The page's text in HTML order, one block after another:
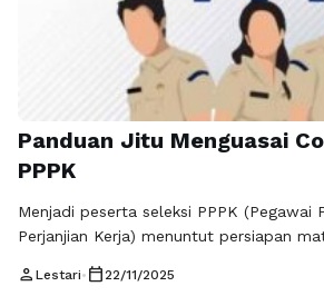
Panduan Jitu Menguasai
PPPK
Menjadi peserta seleksi PPPK (Pegawai
Perjanjian Kerja) menuntut persiapan
peserta menguasai materi secara
person Lestari• calendar_today 22/11/2025